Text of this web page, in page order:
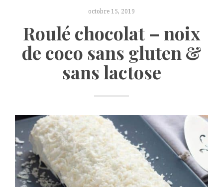
octobre 15, 2019
Roulé chocolat – noix
de coco sans gluten &
sans lactose